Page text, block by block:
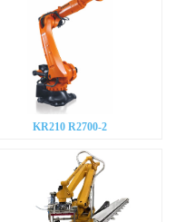
KR210 R2700-2